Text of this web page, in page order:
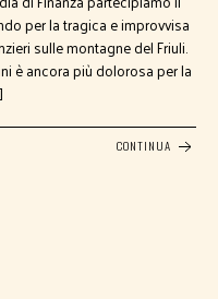
per la tragica e improvvisa
sulle montagne del Friuli.
è ancora più dolorosa per la
CONTINUA